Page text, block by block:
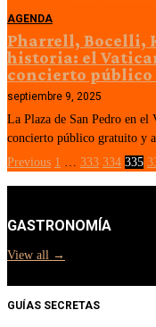
AGENDA
Pharrell, Bocelli,
historia: el
concierto público
septiembre 9, 2025
La Plaza de San Pedro en el
concierto público gratuito y
Previous 1 … 333 334 335
GASTRONOMÍA
View all →
GUÍAS SECRETAS